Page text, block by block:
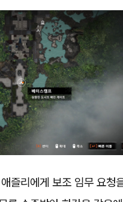
즐리에게 보조 임무 요청